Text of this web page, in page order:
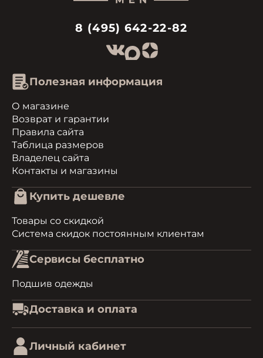
8 (495) 642-22-82
Полезная информация
О магазине
Возврат и гарантии
Правила сайта
Таблица размеров
Владелец сайта
Контакты и магазины
Купить дешевле
Товары со скидкой
Система скидок постоянным клиентам
Сервисы бесплатно
Подшив одежды
Доставка и оплата
Личный кабинет